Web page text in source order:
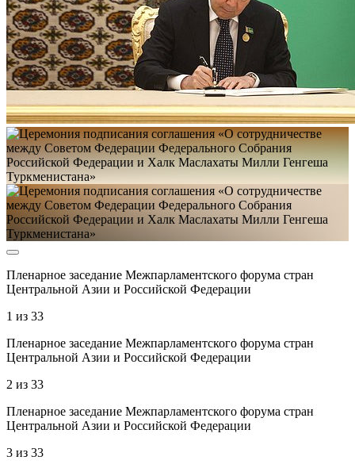
Пленарное заседание Межпарламентского форума стран
Центральной Азии и Российской Федерации
1 из 33
Пленарное заседание Межпарламентского форума стран
Центральной Азии и Российской Федерации
2 из 33
Пленарное заседание Межпарламентского форума стран
Центральной Азии и Российской Федерации
3 из 33